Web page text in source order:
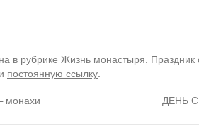
в рубрике Жизнь монастыря, Праздник
постоянную ссылку.
монахи ДЕНЬ